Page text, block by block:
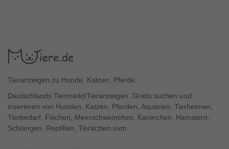
Tieranzeigen zu Hunde, Katzen, Pferde.
Deutschlands Tiermarkt/Tieranzeigen. Gratis suchen und
inserieren von Hunden, Katzen, Pferden, Aquarien, Tierheimen,
Tierbedarf, Fischen, Meerschweinchen, Kaninchen, Hamstern,
Schlangen, Reptilien, Tierärzten uvm.